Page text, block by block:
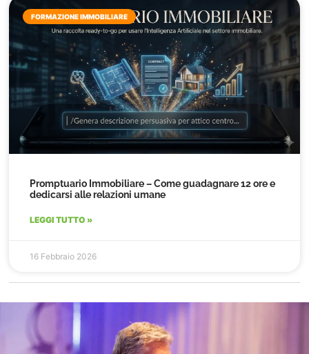
FORMAZIONE IMMOBILIARE
Promptuario Immobiliare – Come guadagnare 12 ore e
dedicarsi alle relazioni umane
LEGGI TUTTO »
16 Febbraio 2026